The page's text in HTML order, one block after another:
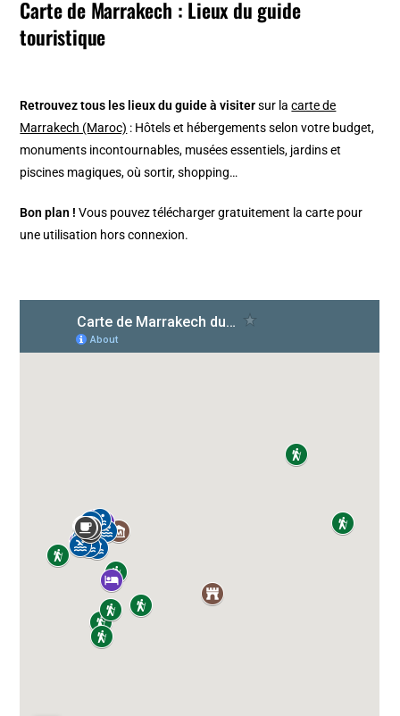
Carte de Marrakech : Lieux du guide
touristique
Retrouvez tous les lieux du guide à visitersur lacarte de
Marrakech (Maroc) : Hôtels et hébergements selon votre budget,
monuments incontournables, musées essentiels, jardins et
piscines magiques, où sortir, shopping…
Bon plan ! Vous pouvez télécharger gratuitement la carte pour
une utilisation hors connexion.